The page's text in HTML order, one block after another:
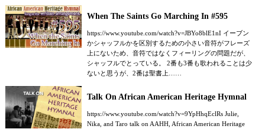
When The Saints Go Marching In #595
https://www.youtube.com/watch?v=JBYo8blE1nI イーブン
かシャッフルかを区別するための小さい音符がフレーズ
上にないため、音符ではなくフィーリングの問題だが、
シャッフルでとっている。 2番も3番も歌われることは少
ないと思うが、2番は聖書上……
Talk On African American Heritage Hymnal
https://www.youtube.com/watch?v=9YpHhqEclRs Julie,
Nika, and Taro talk on AAHH, African American Heritage